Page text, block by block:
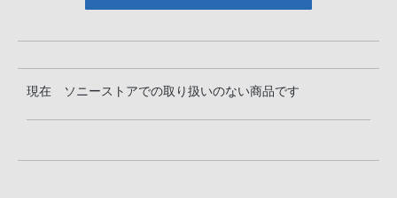
現在 ソニーストアでの取り扱いのない商品です